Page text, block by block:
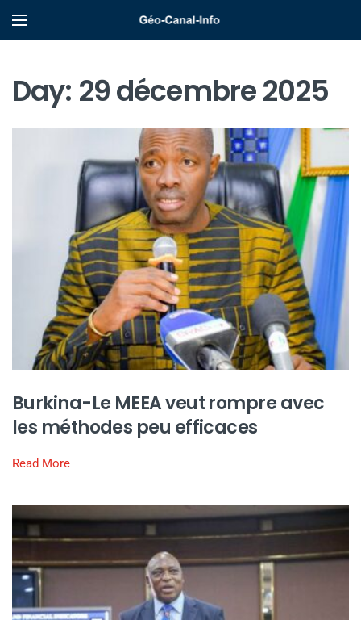
Day: 29 décembre 2025
Burkina-Le MEEA veut rompre avec
les méthodes peu efficaces
Read More